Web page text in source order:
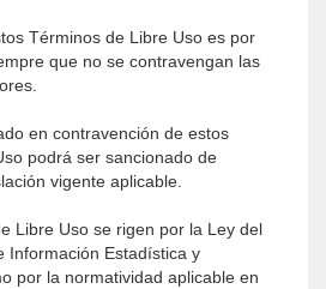
Términos de Libre Uso es por
que no se contravengan las
en contravención de estos
podrá ser sancionado de
vigente aplicable.
Libre Uso se rigen por la Ley del
Información Estadística y
por la normatividad aplicable en